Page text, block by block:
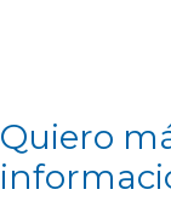
Quiero